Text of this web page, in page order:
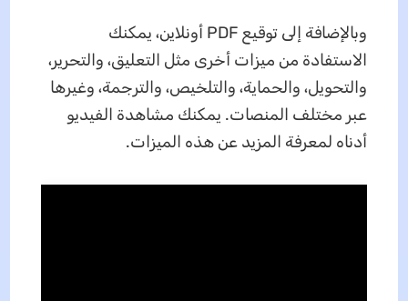
وبالإضافة إلى توقيع PDF أونلاين، يمكنك
الاستفادة من ميزات أخرى مثل التعليق، والتحرير،
والتحويل، والحماية، والتلخيص، والترجمة، وغيرها
عبر مختلف المنصات. يمكنك مشاهدة الفيديو
أدناه لمعرفة المزيد عن هذه الميزات.